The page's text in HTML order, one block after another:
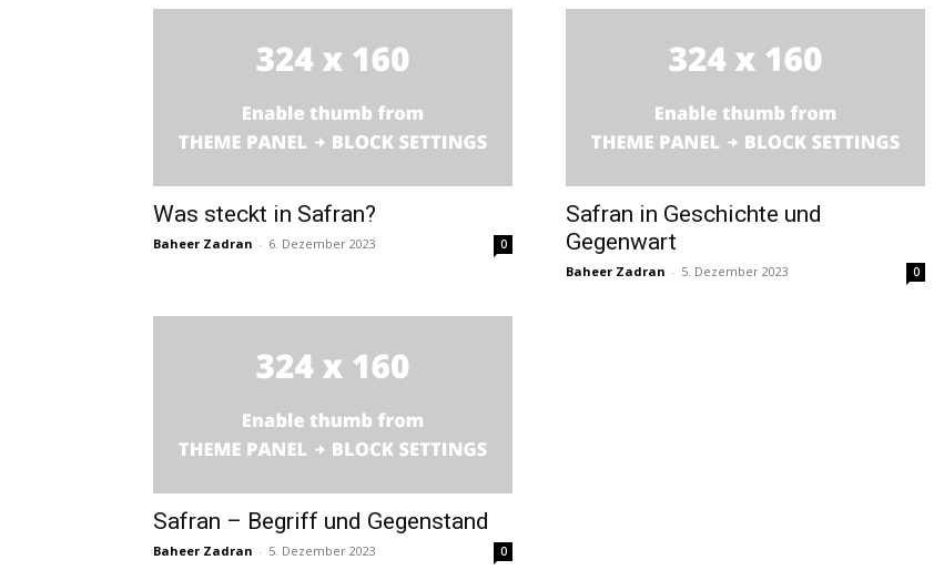
Was steckt in Safran?
Baheer Zadran - 6. Dezember 2023 0
Safran in Geschichte und
Gegenwart
Baheer Zadran - 5. Dezember 2023 0
Safran – Begriff und Gegenstand
Baheer Zadran - 5. Dezember 2023 0